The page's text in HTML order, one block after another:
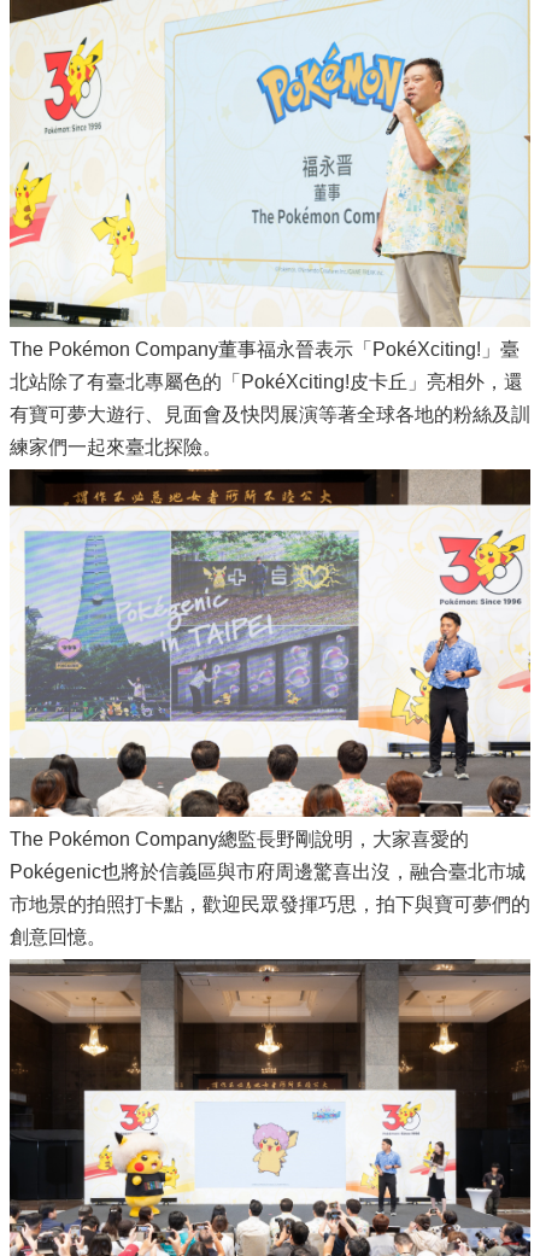
The Pokémon Company董事福永晉表示「PokéXciting!」臺
北站除了有臺北專屬色的「PokéXciting!皮卡丘」亮相外，還
有寶可夢大遊行、見面會及快閃展演等著全球各地的粉絲及訓
練家們一起來臺北探險。
The Pokémon Company總監長野剛說明，大家喜愛的
Pokégenic也將於信義區與市府周邊驚喜出沒，融合臺北市城
市地景的拍照打卡點，歡迎民眾發揮巧思，拍下與寶可夢們的
創意回憶。